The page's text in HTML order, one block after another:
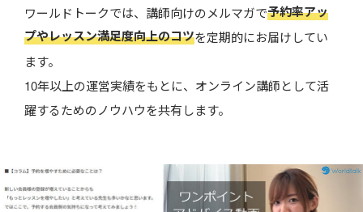
ワールドトークでは、講師向けのメルマガで予約率アッ
プやレッスン満足度向上のコツを定期的にお届けしてい
ます。
10年以上の運営実績をもとに、オンライン講師として活
躍するためのノウハウを共有します。